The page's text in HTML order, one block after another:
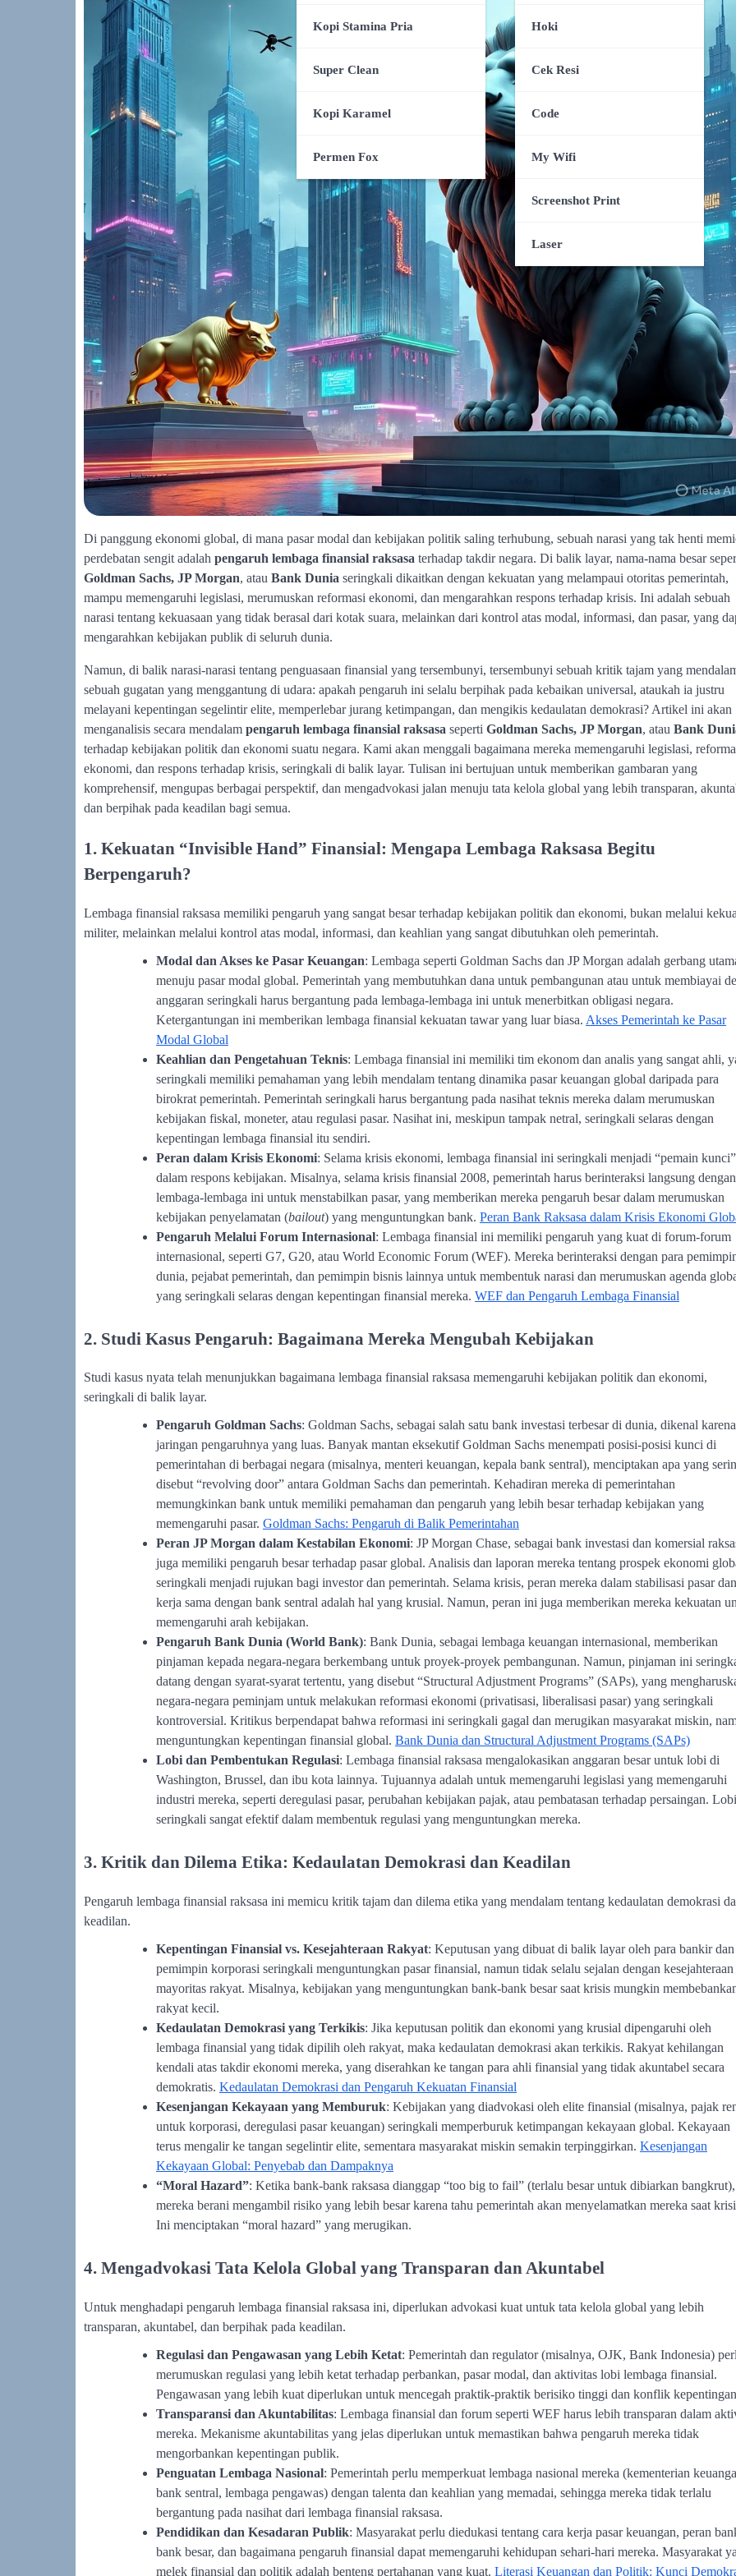
Kopi Stamina Pria
Super Clean
Kopi Karamel
Permen Fox
Hoki
Cek Resi
Code
My Wifi
Screenshot Print
Laser
Di panggung ekonomi global, di mana pasar modal dan kebijakan politik saling terhubung, sebuah narasi yang tak henti
perdebatan sengit adalah pengaruh lembaga finansial raksasa terhadap takdir negara. Di balik layar, nama-nama besar
Goldman Sachs, JP Morgan, atau Bank Dunia seringkali dikaitkan dengan kekuatan yang melampaui otoritas pemerintah,
mampu memengaruhi legislasi, merumuskan reformasi ekonomi, dan mengarahkan respons terhadap krisis. Ini adalah sebuah
narasi tentang kekuasaan yang tidak berasal dari kotak suara, melainkan dari kontrol atas modal, informasi, dan pasar, yang
mengarahkan kebijakan publik di seluruh dunia.
Namun, di balik narasi-narasi tentang penguasaan finansial yang tersembunyi, tersembunyi sebuah kritik tajam yang
sebuah gugatan yang menggantung di udara: apakah pengaruh ini selalu berpihak pada kebaikan universal, ataukah ia justru
melayani kepentingan segelintir elite, memperlebar jurang ketimpangan, dan mengikis kedaulatan demokrasi? Artikel ini akan
menganalisis secara mendalam pengaruh lembaga finansial raksasa seperti Goldman Sachs, JP Morgan, atau Bank
terhadap kebijakan politik dan ekonomi suatu negara. Kami akan menggali bagaimana mereka memengaruhi legislasi,
ekonomi, dan respons terhadap krisis, seringkali di balik layar. Tulisan ini bertujuan untuk memberikan gambaran yang
komprehensif, mengupas berbagai perspektif, dan mengadvokasi jalan menuju tata kelola global yang lebih transparan,
dan berpihak pada keadilan bagi semua.
1. Kekuatan “Invisible Hand” Finansial: Mengapa Lembaga Raksasa Begitu
Berpengaruh?
Lembaga finansial raksasa memiliki pengaruh yang sangat besar terhadap kebijakan politik dan ekonomi, bukan melalui
militer, melainkan melalui kontrol atas modal, informasi, dan keahlian yang sangat dibutuhkan oleh pemerintah.
Modal dan Akses ke Pasar Keuangan: Lembaga seperti Goldman Sachs dan JP Morgan adalah gerbang
menuju pasar modal global. Pemerintah yang membutuhkan dana untuk pembangunan atau untuk membiayai
anggaran seringkali harus bergantung pada lembaga-lembaga ini untuk menerbitkan obligasi negara.
Ketergantungan ini memberikan lembaga finansial kekuatan tawar yang luar biasa. Akses Pemerintah ke Pasar
Modal Global
Keahlian dan Pengetahuan Teknis: Lembaga finansial ini memiliki tim ekonom dan analis yang sangat ahli,
seringkali memiliki pemahaman yang lebih mendalam tentang dinamika pasar keuangan global daripada para
birokrat pemerintah. Pemerintah seringkali harus bergantung pada nasihat teknis mereka dalam merumuskan
kebijakan fiskal, moneter, atau regulasi pasar. Nasihat ini, meskipun tampak netral, seringkali selaras dengan
kepentingan lembaga finansial itu sendiri.
Peran dalam Krisis Ekonomi: Selama krisis ekonomi, lembaga finansial ini seringkali menjadi “pemain kunci”
dalam respons kebijakan. Misalnya, selama krisis finansial 2008, pemerintah harus berinteraksi langsung dengan
lembaga-lembaga ini untuk menstabilkan pasar, yang memberikan mereka pengaruh besar dalam merumuskan
kebijakan penyelamatan (bailout) yang menguntungkan bank. Peran Bank Raksasa dalam Krisis Ekonomi
Pengaruh Melalui Forum Internasional: Lembaga finansial ini memiliki pengaruh yang kuat di forum-forum
internasional, seperti G7, G20, atau World Economic Forum (WEF). Mereka berinteraksi dengan para
dunia, pejabat pemerintah, dan pemimpin bisnis lainnya untuk membentuk narasi dan merumuskan agenda
yang seringkali selaras dengan kepentingan finansial mereka. WEF dan Pengaruh Lembaga Finansial
2. Studi Kasus Pengaruh: Bagaimana Mereka Mengubah Kebijakan
Studi kasus nyata telah menunjukkan bagaimana lembaga finansial raksasa memengaruhi kebijakan politik dan ekonomi,
seringkali di balik layar.
Pengaruh Goldman Sachs: Goldman Sachs, sebagai salah satu bank investasi terbesar di dunia, dikenal karena
jaringan pengaruhnya yang luas. Banyak mantan eksekutif Goldman Sachs menempati posisi-posisi kunci di
pemerintahan di berbagai negara (misalnya, menteri keuangan, kepala bank sentral), menciptakan apa yang
disebut “revolving door” antara Goldman Sachs dan pemerintah. Kehadiran mereka di pemerintahan
memungkinkan bank untuk memiliki pemahaman dan pengaruh yang lebih besar terhadap kebijakan yang
memengaruhi pasar. Goldman Sachs: Pengaruh di Balik Pemerintahan
Peran JP Morgan dalam Kestabilan Ekonomi: JP Morgan Chase, sebagai bank investasi dan komersial
juga memiliki pengaruh besar terhadap pasar global. Analisis dan laporan mereka tentang prospek ekonomi
seringkali menjadi rujukan bagi investor dan pemerintah. Selama krisis, peran mereka dalam stabilisasi pasar dan
kerja sama dengan bank sentral adalah hal yang krusial. Namun, peran ini juga memberikan mereka kekuatan
memengaruhi arah kebijakan.
Pengaruh Bank Dunia (World Bank): Bank Dunia, sebagai lembaga keuangan internasional, memberikan
pinjaman kepada negara-negara berkembang untuk proyek-proyek pembangunan. Namun, pinjaman ini
datang dengan syarat-syarat tertentu, yang disebut “Structural Adjustment Programs” (SAPs), yang
negara-negara peminjam untuk melakukan reformasi ekonomi (privatisasi, liberalisasi pasar) yang seringkali
kontroversial. Kritikus berpendapat bahwa reformasi ini seringkali gagal dan merugikan masyarakat miskin,
menguntungkan kepentingan finansial global. Bank Dunia dan Structural Adjustment Programs (SAPs)
Lobi dan Pembentukan Regulasi: Lembaga finansial raksasa mengalokasikan anggaran besar untuk lobi di
Washington, Brussel, dan ibu kota lainnya. Tujuannya adalah untuk memengaruhi legislasi yang memengaruhi
industri mereka, seperti deregulasi pasar, perubahan kebijakan pajak, atau pembatasan terhadap persaingan.
seringkali sangat efektif dalam membentuk regulasi yang menguntungkan mereka.
3. Kritik dan Dilema Etika: Kedaulatan Demokrasi dan Keadilan
Pengaruh lembaga finansial raksasa ini memicu kritik tajam dan dilema etika yang mendalam tentang kedaulatan demokrasi
keadilan.
Kepentingan Finansial vs. Kesejahteraan Rakyat: Keputusan yang dibuat di balik layar oleh para bankir dan
pemimpin korporasi seringkali menguntungkan pasar finansial, namun tidak selalu sejalan dengan kesejahteraan
mayoritas rakyat. Misalnya, kebijakan yang menguntungkan bank-bank besar saat krisis mungkin
rakyat kecil.
Kedaulatan Demokrasi yang Terkikis: Jika keputusan politik dan ekonomi yang krusial dipengaruhi oleh
lembaga finansial yang tidak dipilih oleh rakyat, maka kedaulatan demokrasi akan terkikis. Rakyat kehilangan
kendali atas takdir ekonomi mereka, yang diserahkan ke tangan para ahli finansial yang tidak akuntabel secara
demokratis. Kedaulatan Demokrasi dan Pengaruh Kekuatan Finansial
Kesenjangan Kekayaan yang Memburuk: Kebijakan yang diadvokasi oleh elite finansial (misalnya, pajak
untuk korporasi, deregulasi pasar keuangan) seringkali memperburuk ketimpangan kekayaan global. Kekayaan
terus mengalir ke tangan segelintir elite, sementara masyarakat miskin semakin terpinggirkan. Kesenjangan
Kekayaan Global: Penyebab dan Dampaknya
“Moral Hazard”: Ketika bank-bank raksasa dianggap “too big to fail” (terlalu besar untuk dibiarkan bangkrut),
mereka berani mengambil risiko yang lebih besar karena tahu pemerintah akan menyelamatkan mereka saat
Ini menciptakan “moral hazard” yang merugikan.
4. Mengadvokasi Tata Kelola Global yang Transparan dan Akuntabel
Untuk menghadapi pengaruh lembaga finansial raksasa ini, diperlukan advokasi kuat untuk tata kelola global yang lebih
transparan, akuntabel, dan berpihak pada keadilan.
Regulasi dan Pengawasan yang Lebih Ketat: Pemerintah dan regulator (misalnya, OJK, Bank Indonesia)
merumuskan regulasi yang lebih ketat terhadap perbankan, pasar modal, dan aktivitas lobi lembaga finansial.
Pengawasan yang lebih kuat diperlukan untuk mencegah praktik-praktik berisiko tinggi dan konflik
Transparansi dan Akuntabilitas: Lembaga finansial dan forum seperti WEF harus lebih transparan dalam
mereka. Mekanisme akuntabilitas yang jelas diperlukan untuk memastikan bahwa pengaruh mereka tidak
mengorbankan kepentingan publik.
Penguatan Lembaga Nasional: Pemerintah perlu memperkuat lembaga nasional mereka (kementerian
bank sentral, lembaga pengawas) dengan talenta dan keahlian yang memadai, sehingga mereka tidak terlalu
bergantung pada nasihat dari lembaga finansial raksasa.
Pendidikan dan Kesadaran Publik: Masyarakat perlu diedukasi tentang cara kerja pasar keuangan, peran
bank besar, dan bagaimana pengaruh finansial dapat memengaruhi kehidupan sehari-hari mereka. Masyarakat
melek finansial dan politik adalah benteng pertahanan yang kuat. Literasi Keuangan dan Politik: Kunci